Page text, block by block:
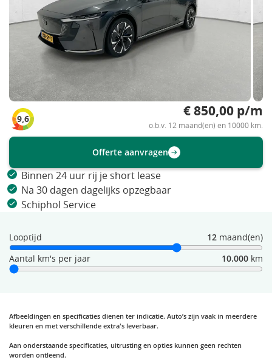
9,6 € 850,00 p/m
o.b.v. 12 maand(en) en 10000 km.
Offerte aanvragen
Binnen 24 uur rij je short lease
Na 30 dagen dagelijks opzegbaar
Schiphol Service
Looptijd 12 maand(en)
Aantal km's per jaar
10.000 km
Afbeeldingen en specificaties dienen ter indicatie. Auto’s zijn vaak in meerdere
kleuren en met verschillende extra's leverbaar.
Aan onderstaande specificaties, uitrusting en opties kunnen geen rechten
worden ontleend.